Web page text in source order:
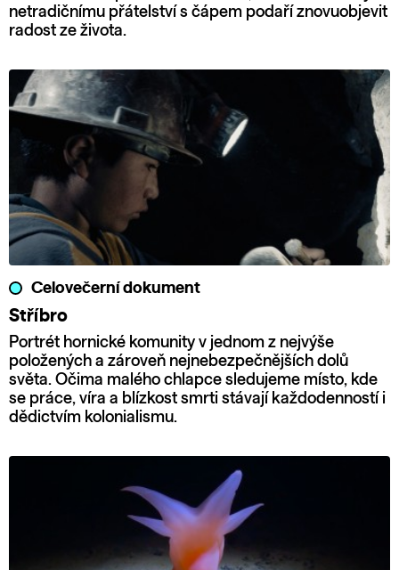
netradičnímu přátelství s čápem podaří znovuobjevit
radost ze života.
Celovečerní dokument
Stříbro
Portrét hornické komunity v jednom z nejvýše
položených a zároveň nejnebezpečnějších dolů
světa. Očima malého chlapce sledujeme místo, kde
se práce, víra a blízkost smrti stávají každodenností i
dědictvím kolonialismu.